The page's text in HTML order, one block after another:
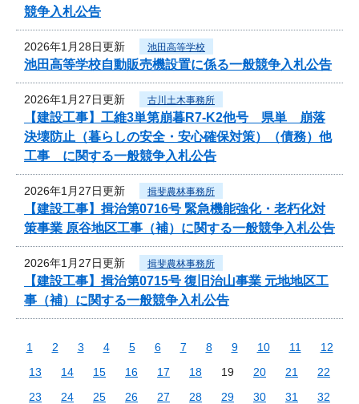
競争入札公告
2026年1月28日更新 池田高等学校
池田高等学校自動販売機設置に係る一般競争入札公告
2026年1月27日更新 古川土木事務所
【建設工事】工維3単第崩暮R7-K2他号 県単 崩落
決壊防止（暮らしの安全・安心確保対策）（債務）他
工事 に関する一般競争入札公告
2026年1月27日更新 揖斐農林事務所
【建設工事】揖治第0716号 緊急機能強化・老朽化対
策事業 原谷地区工事（補）に関する一般競争入札公告
2026年1月27日更新 揖斐農林事務所
【建設工事】揖治第0715号 復旧治山事業 元地地区工
事（補）に関する一般競争入札公告
1 2 3 4 5 6 7 8 9 10 11
12
13
14 15 16 17 18 19 20 21
22
23
24 25 26 27 28 29 30 31
32